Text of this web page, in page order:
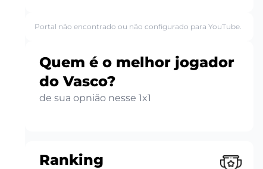
Portal não encontrado ou não configurado para YouTube.
Quem é o melhor jogador
do Vasco?
de sua opnião nesse 1x1
Ranking